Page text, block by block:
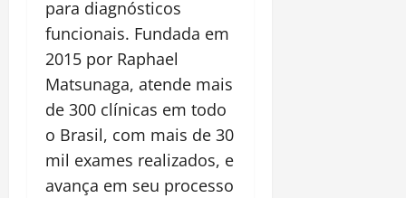
para diagnósticos
funcionais. Fundada em
2015 por Raphael
Matsunaga, atende mais
de 300 clínicas em todo
o Brasil, com mais de 30
mil exames realizados, e
avança em seu processo